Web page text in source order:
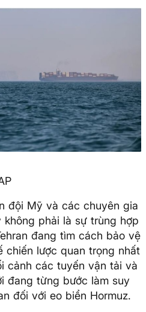
đội Mỹ và các chuyên gia
phải là sự trùng hợp
đang tìm cách bảo vệ
chiến lược quan trọng nhất
cảnh các tuyến vận tải và
đang từng bước làm suy
đối với eo biển Hormuz.